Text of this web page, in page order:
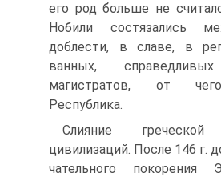
его род больше не
Нобили состязались
доблести, в славе, в
ванных,
магистратов, от
Республика.
Слияние
цивилизаций. После 146 г.
чательного покорения